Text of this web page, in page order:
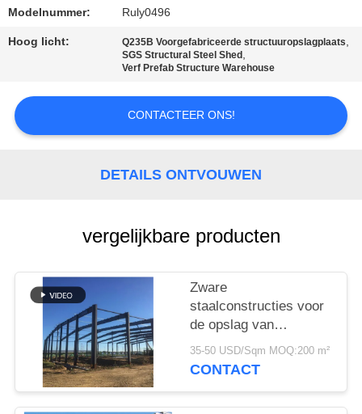
CONTACTEER
ONS
NIEUWS
FOUTENOPLOSSING
SITEMAP
PRIVACY
POLICY
Modelnummer: Ruly0496
Hoog licht: Q235B Voorgefabriceerde structuuropslagplaats,
SGS Structural Steel Shed ,
Verf Prefab Structure Warehouse
CONTACTEER ONS!
DETAILS ONTVOUWEN
vergelijkbare producten
Zware
staalconstructies voor
de opslag van
cementfabrieken
35-50 USD/Sqm MOQ:200 m²
CONTACT